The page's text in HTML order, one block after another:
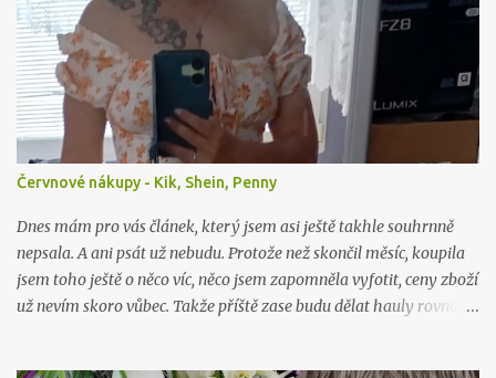
Červnové nákupy - Kik, Shein, Penny
Dnes mám pro vás článek, který jsem asi ještě takhle souhrnně
nepsala. A ani psát už nebudu. Protože než skončil měsíc, koupila
jsem toho ještě o něco víc, něco jsem zapomněla vyfotit, ceny zboží
už nevím skoro vůbec. Takže příště zase budu dělat hauly rovnou